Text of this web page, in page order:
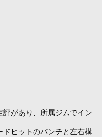
があり、所属ジムでイン
ドヒットのパンチと左右構